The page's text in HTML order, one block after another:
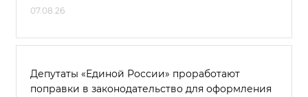
07.08.26
Депутаты «Единой России» проработают
поправки в законодательство для оформления